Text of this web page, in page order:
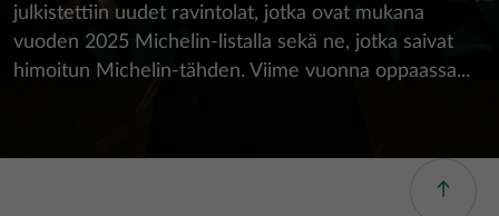
julkistettiin uudet ravintolat, jotka ovat mukana
vuoden 2025 Michelin-listalla sekä ne, jotka saivat
himoitun Michelin-tähden. Viime vuonna oppaassa...